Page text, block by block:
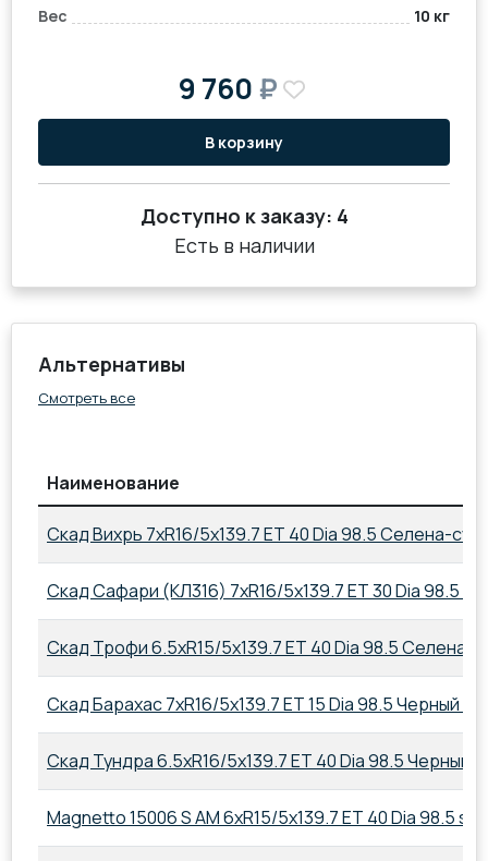
Вес 10 кг
9 760₽
В корзину
Доступно к заказу: 4
Есть в наличии
Альтернативы
Смотреть все
Наименование
Скад Вихрь 7xR16/5x139.7 ET 40 Dia 98.5 Селена-
Скад Сафари (КЛ316) 7xR16/5x139.7 ET 30 Dia 98.5
Скад Трофи 6.5xR15/5x139.7 ET 40 Dia 98.5 Селена
Скад Барахас 7xR16/5x139.7 ET 15 Dia 98.5 Черный
Скад Тундра 6.5xR16/5x139.7 ET 40 Dia 98.5 Черный
Magnetto 15006 S AM 6xR15/5x139.7 ET 40 Dia 98.5